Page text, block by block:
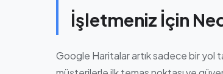
İşletmeniz İçin
Google Haritalar artık sadece bir yol